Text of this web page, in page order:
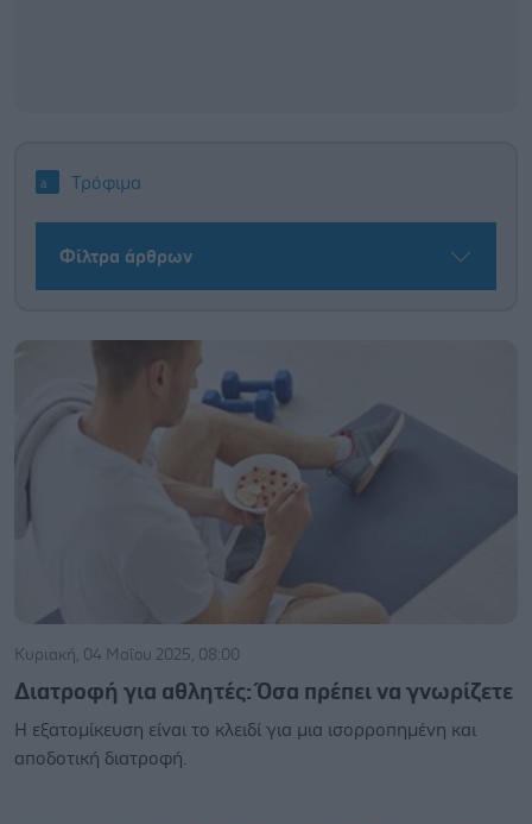
Τρόφιμα
Φίλτρα άρθρων
Κυριακή, 04 Μαΐου 2025, 08:00
Διατροφή για αθλητές: Όσα πρέπει να γνωρίζετε
Η εξατομίκευση είναι το κλειδί για μια ισορροπημένη και
αποδοτική διατροφή.